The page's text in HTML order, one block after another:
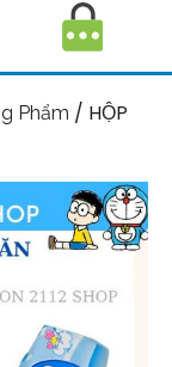
Phẩm / HỘP